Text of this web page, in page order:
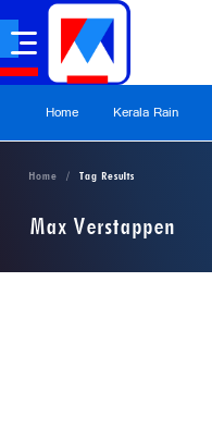
Home Kerala Rain
Home Tag Results
Max Verstappen